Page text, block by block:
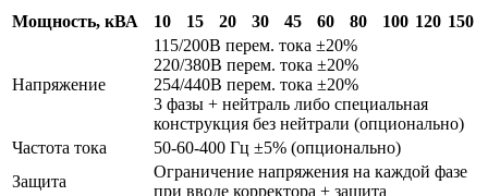
Мощность, кВА 10 15 20 30 45 60 80 100 120 150
Напряжение
115/200В перем. тока ±20%
220/380В перем. тока ±20%
254/440В перем. тока ±20%
3 фазы + нейтраль либо специальная
конструкция без нейтрали (опционально)
Частота тока
50-60-400 Гц ±5% (опционально)
Защита
Ограничение напряжения на каждой фазе
при вводе корректора + защита